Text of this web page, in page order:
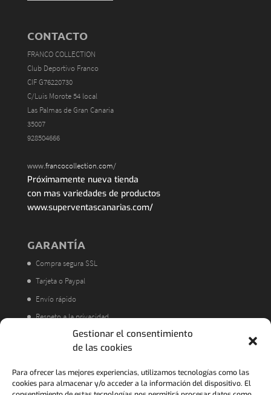
Gestionar el consentimiento
de las cookies
Para ofrecer las mejores experiencias, utilizamos tecnologías como las
cookies para almacenar y/o acceder a la información del dispositivo. El
CONTACTO
FRANCO COLLECTION
Club Deportivo Franco
CIF G76220730
C/Luis Morote 54 local
Las Palmas de Gran Canaria
35007
928504666
www.francocollection.com/
Próximamente nueva tienda
con mas variedades de productos
www.superventascanarias.com/
GARANTÍA
Compra segura SSL
Tarjeta o Paypal
Envío rápido
Respeto a la privacidad
Atención al cliente
Acorde a la LOPD
Política de Devoluciones